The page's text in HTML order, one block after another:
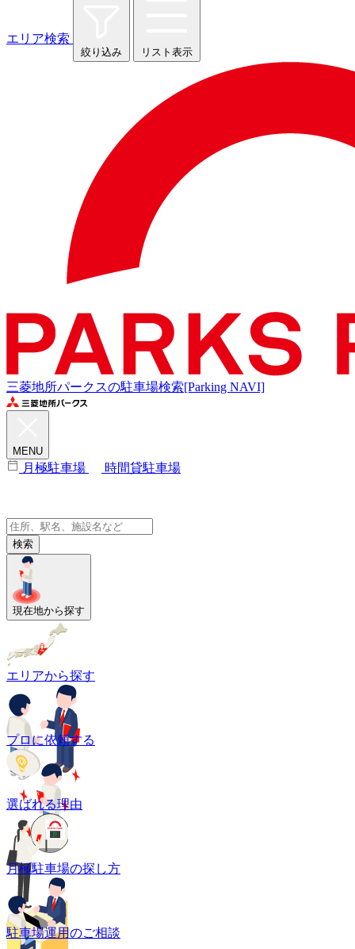
エリア検索
絞り込み リスト表示
三菱地所パークスの駐車場検索[Parking NAVI]
MENU
月極駐車場 時間貸駐車場
検索
現在地から探す
エリアから探す
プロに依頼する
選ばれる理由
月極駐車場の探し方
駐車場運用のご相談